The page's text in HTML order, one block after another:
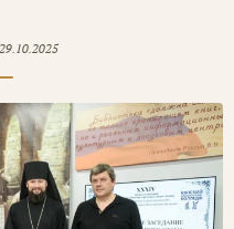
29.10.2025